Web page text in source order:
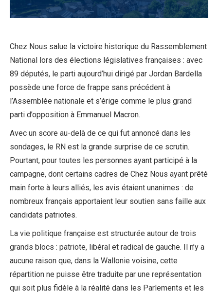
Chez Nous salue la victoire historique du Rassemblement
National lors des élections législatives françaises : avec
89 députés, le parti aujourd’hui dirigé par Jordan Bardella
possède une force de frappe sans précédent à
l’Assemblée nationale et s’érige comme le plus grand
parti d’opposition à Emmanuel Macron.
Avec un score au-delà de ce qui fut annoncé dans les
sondages, le RN est la grande surprise de ce scrutin.
Pourtant, pour toutes les personnes ayant participé à la
campagne, dont certains cadres de Chez Nous ayant prêté
main forte à leurs alliés, les avis étaient unanimes : de
nombreux français apportaient leur soutien sans faille aux
candidats patriotes.
La vie politique française est structurée autour de trois
grands blocs : patriote, libéral et radical de gauche. Il n’y a
aucune raison que, dans la Wallonie voisine, cette
répartition ne puisse être traduite par une représentation
qui soit plus fidèle à la réalité dans les Parlements et les